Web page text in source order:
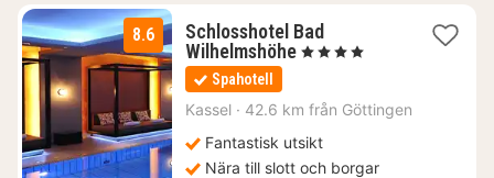
8.6
Schlosshotel Bad
Wilhelmshöhe1
1786
, 4 Stjärnor
Spahotell
Kassel · 42.6 km från Göttingen
Fantastisk utsikt
Nära till slott och borgar